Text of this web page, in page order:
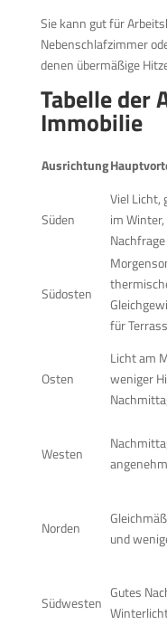
Sie kann gut für
Nebenschlafzimmer
denen übermäßige
Tabelle der
Immobilie
Ausrichtung
Süden
Viel Licht,
im
Nachfrage
Südosten
für
Osten
Licht am
weniger
Westen
Norden
und
Südwesten
Gutes